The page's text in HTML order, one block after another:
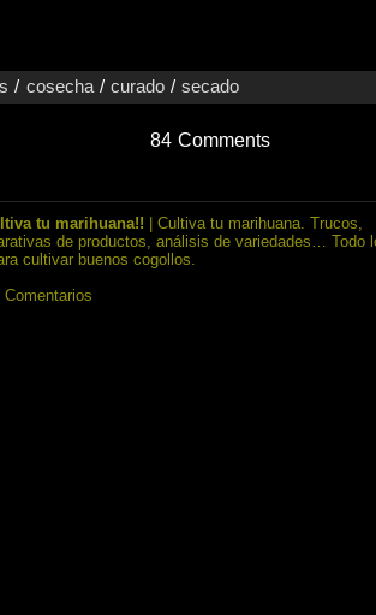
/ cosecha/curado /secado
84 Comments
tu marihuana!! | Cultiva tu marihuana. Trucos,
de productos, análisis de variedades… Todo
cultivar buenos cogollos.
Comentarios